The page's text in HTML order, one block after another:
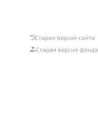
Старая версия сайта
Старая версия фонда